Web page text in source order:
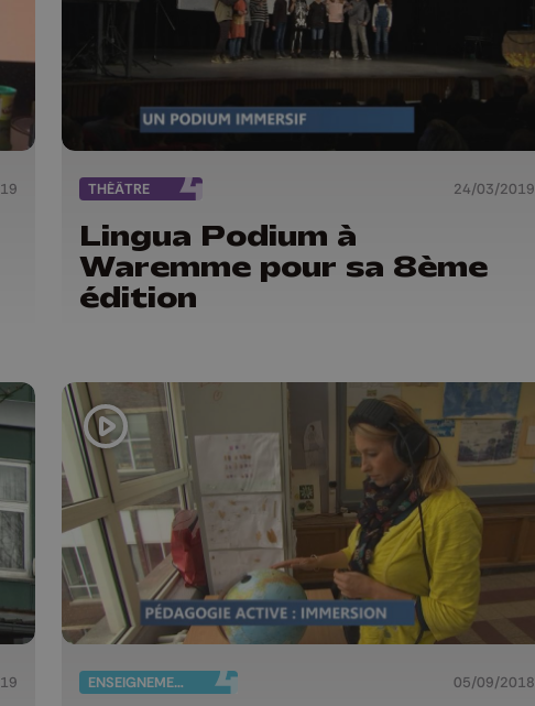
THÉÂTRE 24/03/2019
Lingua Podium à
Waremme pour sa 8ème
édition
ENSEIGNEMENT 05/09/2018